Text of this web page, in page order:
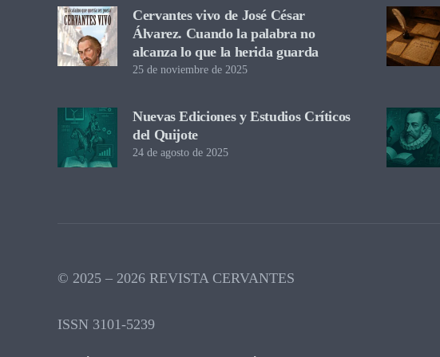
Cervantes vivo de José César
Álvarez. Cuando la palabra no
alcanza lo que la herida guarda
25 de noviembre de 2025
Nuevas Ediciones y Estudios Críticos
del Quijote
24 de agosto de 2025
© 2025 – 2026 REVISTA CERVANTES
ISSN 3101-5239